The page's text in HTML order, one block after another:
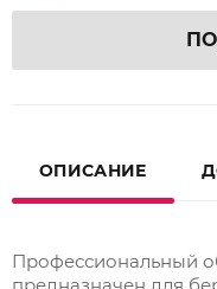
ОПИСАНИЕ
Профессиональный